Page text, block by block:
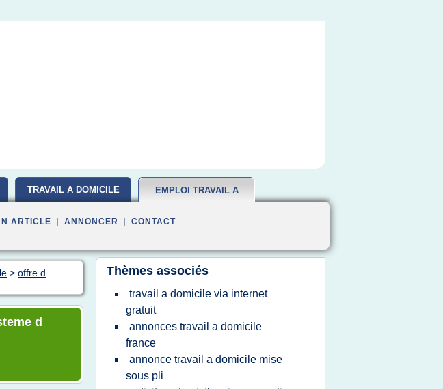
TRAVAIL A DOMICILE EMPLOI TRAVAIL A
ARTICLE ANNONCER CONTACT
> offre d
d
Thèmes associés
travail a domicile via internet
gratuit
annonces travail a domicile
france
annonce travail a domicile mise
sous pli